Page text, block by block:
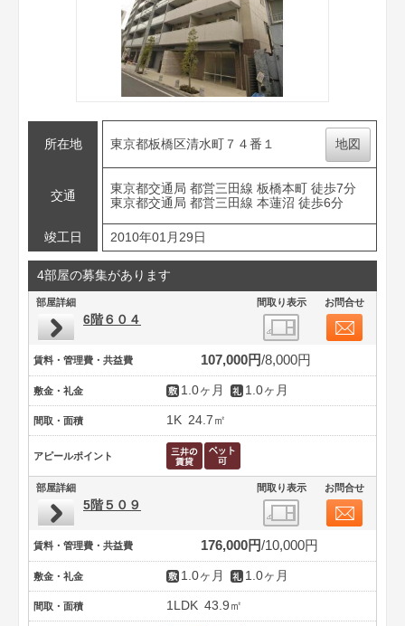
所在地 東京都板橋区清水町７４番１ 地図
交通
東京都交通局 都営三田線 板橋本町 徒歩7分
東京都交通局 都営三田線 本蓮沼 徒歩6分
竣工日 2010年01月29日
4部屋の募集があります
部屋詳細 間取り表示 お問合せ
6階６０４
賃料・管理費・共益費 107,000円 8,000円
敷金・礼金 1.0ヶ月 1.0ヶ月
間取・面積 1K 24.7㎡
アピールポイント
部屋詳細 間取り表示 お問合せ
5階５０９
賃料・管理費・共益費 176,000円 10,000円
敷金・礼金 1.0ヶ月 1.0ヶ月
間取・面積 1LDK 43.9㎡